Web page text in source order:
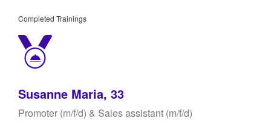
Completed Trainings
Susanne Maria, 33
Promoter (m/f/d) & Sales assistant (m/f/d)